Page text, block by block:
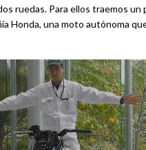
ruedas. Para ellos traemos
Honda, una moto autónoma